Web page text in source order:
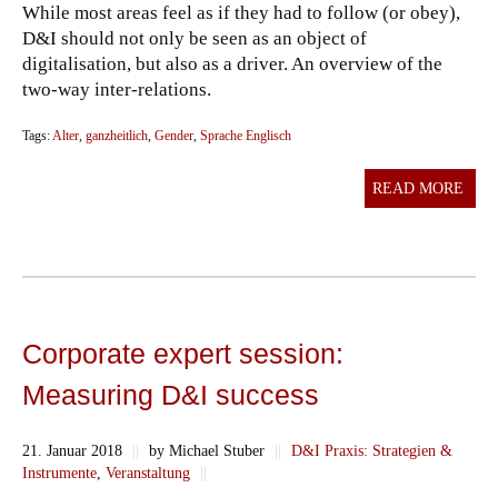
While most areas feel as if they had to follow (or obey),
D&I should not only be seen as an object of
digitalisation, but also as a driver. An overview of the
two-way inter-relations.
Tags: Alter ganzheitlich Gender Sprache Englisch
READ MORE
Corporate expert session:
Measuring D&I success
21. Januar 2018 || by Michael Stuber ||
D&I Praxis: Strategien &
Instrumente, Veranstaltung ||